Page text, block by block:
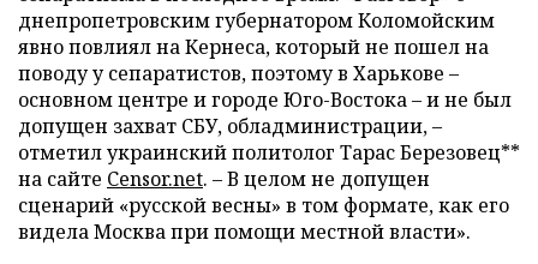
днепропетровским губернатором Коломойским
явно повлиял на Кернеса, который не пошел на
поводу у сепаратистов, поэтому в Харькове –
основном центре и городе Юго-Востока–и не был
допущен захват СБУ, обладминистрации,–
отметил украинский политолог Тарас Березовец**
на сайте Censor.net. –В целом не допущен
сценарий «русской весны» в том формате, как его
видела Москва при помощи местной власти».